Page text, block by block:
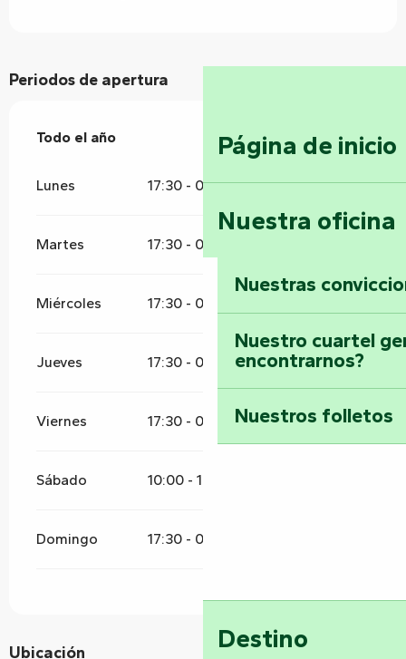
Página de inicio
Nuestra oficina
Nuestras
Nuestro cuartel
encontrarnos?
Nuestros folletos
Destino
Periodos de apertura
Todo el año
Todo el año
Lunes 17:30 - 01:00
Martes 17:30 - 01:00
Miércoles 17:30 - 01:00
Jueves 17:30 - 01:00
Viernes 17:30 - 02:00
Sábado 10:00 - 13:00
Domingo 17:30 - 01:00
Ubicación